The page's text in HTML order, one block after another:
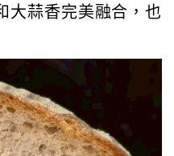
大蒜香完美融合，也